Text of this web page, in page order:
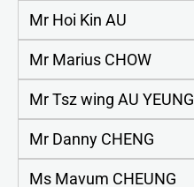
Mr Hoi Kin AU
Mr Marius CHOW
Mr Tsz wing AU YEUNG
Mr Danny CHENG
Ms Mavum CHEUNG